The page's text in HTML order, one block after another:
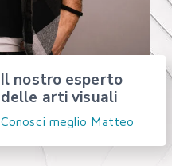
Il nostro esperto
delle arti visuali
Conosci meglio Matteo